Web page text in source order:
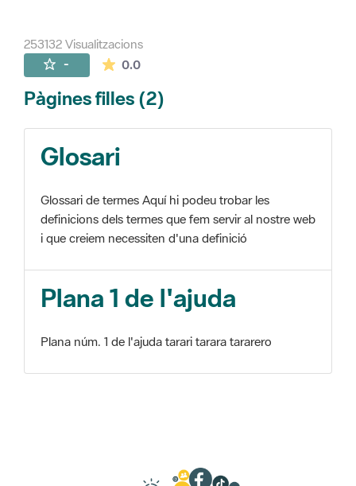
253132 Visualitzacions
- 0.0La mitjana de les valoracions és de 0
Pàgines filles (2)
Glosari
Glossari de termes Aquí hi podeu trobar les
definicions dels termes que fem servir al nostre web
i que creiem necessiten d'una definició
Plana 1 de l'ajuda
Plana núm. 1 de l'ajuda tarari tarara tararero